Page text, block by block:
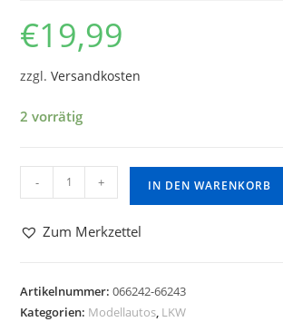
€19,99
zzgl.Versandkosten
2 vorrätig
- + IN DEN WARENKORB
Zum Merkzettel
Artikelnummer:066242-66243
Kategorien: Modellautos, LKW